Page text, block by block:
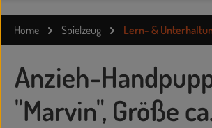
Home Spielzeug Lern- &
Anzieh-
"Marvin", Größe